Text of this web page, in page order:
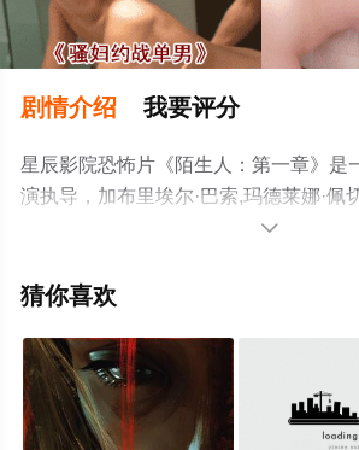
剧情介绍 我要评分
星辰影院恐怖片《陌生人：第一章》是
演执导，加布里埃尔·巴索,玛德莱娜·佩
德·布雷克,埃拉·布鲁科莱里,艾玛·霍瓦
里安·克莱尔,本·卡特赖特,瑞恩·邦恩
国电影，手机免费观看高清无删减完整
辰电影网，更多剧情信息可移步至豆瓣
情网等平台了解。

猜你喜欢